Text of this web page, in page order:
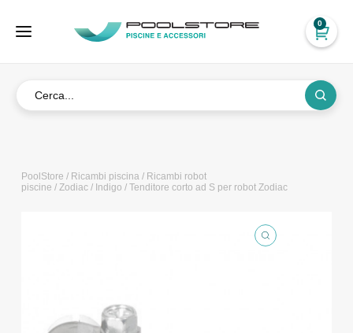
0
PoolStore / Ricambi piscina/ Ricambi robot
piscine / Zodiac/ Indigo / Tenditore corto ad S per robot Zodiac